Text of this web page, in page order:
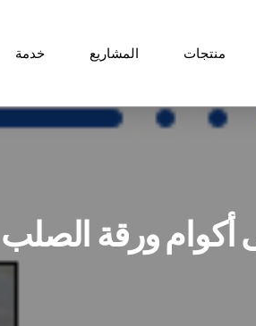
منتجات المشاريع خدمة
أكوام ورقة